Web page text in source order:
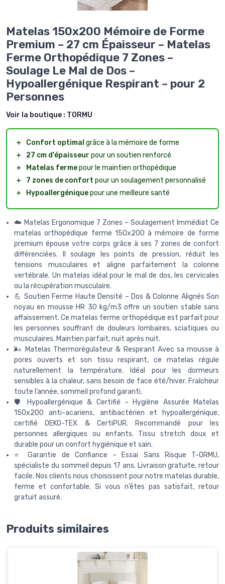
Matelas 150x200 Mémoire de Forme
Premium – 27 cm Épaisseur – Matelas
Ferme Orthopédique 7 Zones –
Soulage Le Mal de Dos –
Hypoallergénique Respirant – pour 2
Personnes
Voir la boutique : TORMU
＋ Confort optimal grâce à la mémoire de forme
＋
27 cm d'épaisseur pour un soutien renforcé
＋
Matelas fermepour le maintien orthopédique
＋
7 zones de confort pour un soulagement personnalisé
＋
Hypoallergéniquepour une meilleure santé
☁️ Matelas Ergonomique 7 Zones – Soulagement Immédiat Ce
matelas orthopédique ferme 150x200 à mémoire de forme
premium épouse votre corps grâce à ses 7 zones de confort
différenciées. Il soulage les points de pression, réduit les
tensions musculaires et aligne parfaitement la colonne
vertébrale. Un matelas idéal pour le mal de dos, les cervicales
ou la récupération musculaire.
💪 Soutien Ferme Haute Densité – Dos & Colonne Alignés Son
noyau en mousse HR 30 kg/m3 offre un soutien stable sans
affaissement. Ce matelas ferme orthopédique est parfait pour
les personnes souffrant de douleurs lombaires, sciatiques ou
musculaires. Maintien parfait, nuit après nuit.
🌬️ Matelas Thermorégulateur & Respirant Avec sa mousse à
pores ouverts et son tissu respirant, ce matelas régule
naturellement la température. Idéal pour les dormeurs
sensibles à la chaleur, sans besoin de face été/hiver. Fraîcheur
toute l’année, sommeil profond garanti.
🛡️ Hypoallergénique & Certifié – Hygiène Assurée Matelas
150x200 anti-acariens, antibactérien et hypoallergénique,
certifié OEKO-TEX & CertiPUR. Recommandé pour les
personnes allergiques ou enfants. Tissu stretch doux et
durable pour un confort hygiénique et sain.
⭐ Garantie de Confiance – Essai Sans Risque T-ORMU,
spécialiste du sommeil depuis 17 ans. Livraison gratuite, retour
facile. Nos clients nous choisissent pour notre matelas durable,
ferme et confortable. Si vous n’êtes pas satisfait, retour
gratuit assuré.
Produits similaires